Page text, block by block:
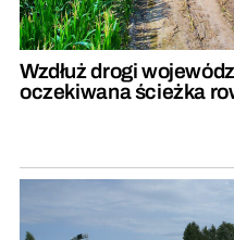
Wzdłuż drogi
oczekiwana ścieżka